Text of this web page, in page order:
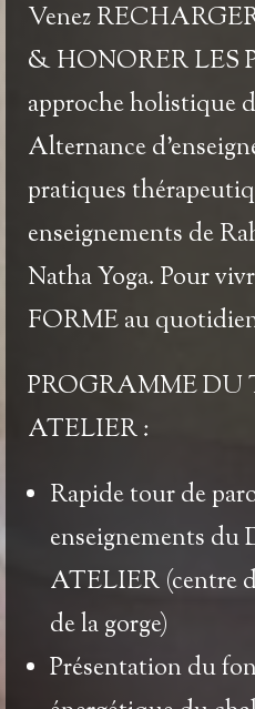
Venez
& HONORER LES
approche holistique
Alternance
pratiques
enseignements de
Natha Yoga. Pour
FORME au
PROGRAMME DU
ATELIER:
Rapide tour de
enseignements
ATELIER (centre
de la gorge)
Présentation du